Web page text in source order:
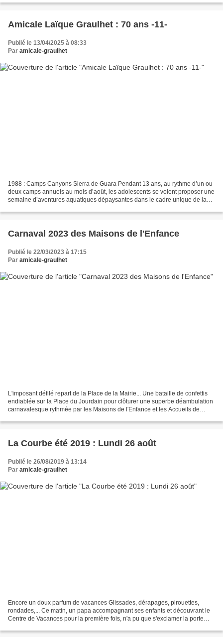
Amicale Laïque Graulhet : 70 ans -11-
Publié le 13/04/2025 à 08:33
Par amicale-graulhet
1988 : Camps Canyons Sierra de Guara Pendant 13 ans, au rythme d’un ou
deux camps annuels au mois d’août, les adolescents se voient proposer une
semaine d’aventures aquatiques dépaysantes dans le cadre unique de la
Carnaval 2023 des Maisons de l'Enfance
Publié le 22/03/2023 à 17:15
Par amicale-graulhet
L'imposant défilé repart de la Place de la Mairie... Une bataille de confettis
endiablée sur la Place du Jourdain pour clôturer une superbe déambulation
carnavalesque rythmée par les Maisons de l'Enfance et les Accueils de
La Courbe été 2019 : Lundi 26 août
Publié le 26/08/2019 à 13:14
Par amicale-graulhet
Encore un doux parfum de vacances Glissades, dérapages, pirouettes,
rondades,... Ce matin, un papa accompagnant ses enfants et découvrant le
Centre de Vacances pour la première fois, n'a pu que s'exclamer la porte